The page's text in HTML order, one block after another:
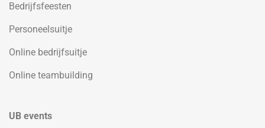
Bedrijfsfeesten
Personeelsuitje
Online bedrijfsuitje
Online teambuilding
UB events